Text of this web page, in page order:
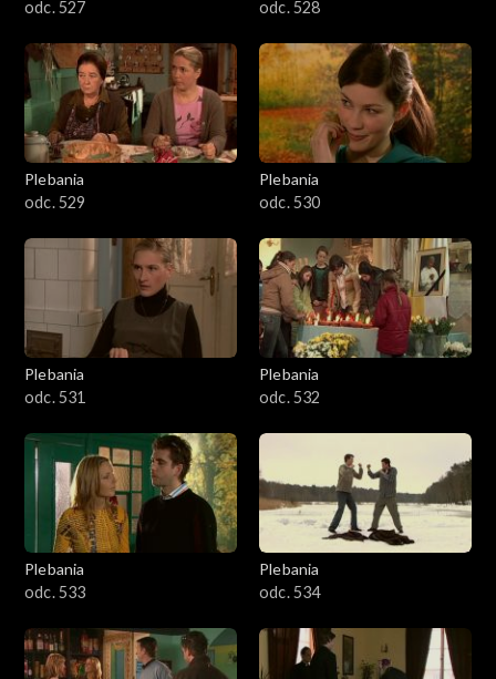
odc. 527 odc. 528
Plebania
odc. 529
Plebania
odc. 530
Plebania
odc. 531
Plebania
odc. 532
Plebania
odc. 533
Plebania
odc. 534